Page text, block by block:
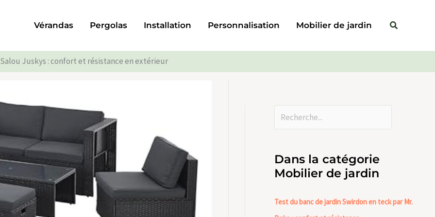
Vérandas Pergolas Installation Personnalisation Mobilier de jardin Rechercher
Juskys : confort et résistance en extérieur
Dans la catégorie
Mobilier de jardin
Test du banc de jardin Swirdon en teck par Mr.